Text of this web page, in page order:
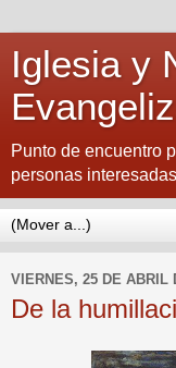
Iglesia y
Punto de encuentro
personas
VIERNES, 25 DE ABRIL
De la